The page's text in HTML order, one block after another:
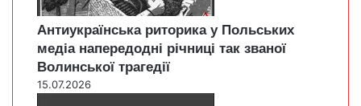
Антиукраїнська риторика у Польських
медіа напередодні річниці так званої
Волинської трагедії
15.07.2026